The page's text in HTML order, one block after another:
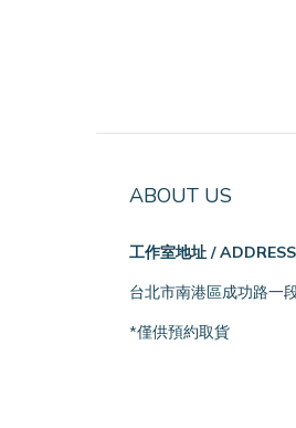
ABOUT US
工作室地址 / ADDRESS
台北市南港區成功路一
*僅供預約取貨